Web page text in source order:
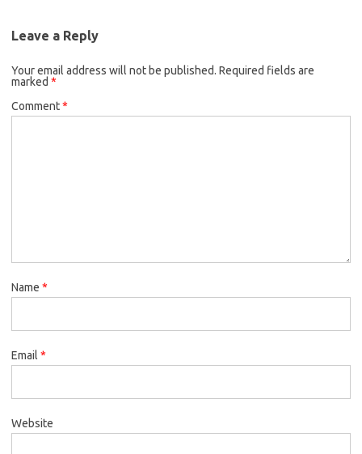
Leave a Reply
Your email address will not be published. Required fields are
marked *
Comment*
Name *
Email *
Website